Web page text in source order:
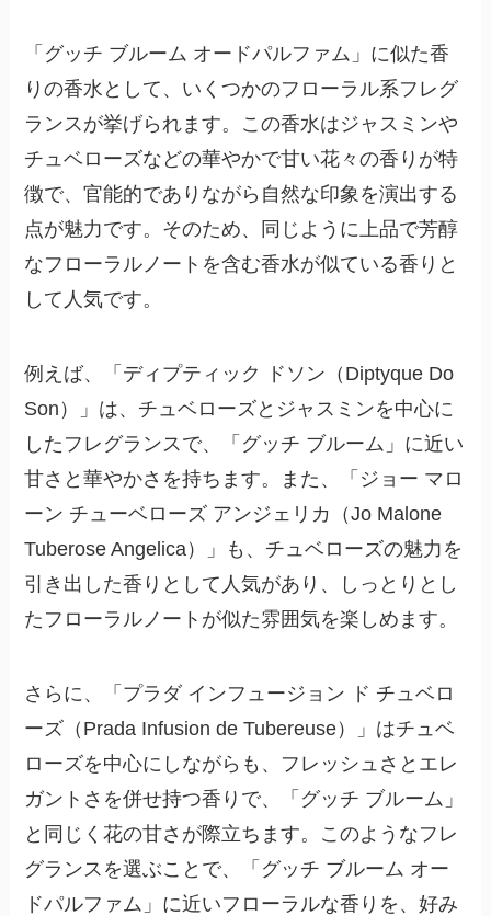
「グッチ ブルーム オードパルファム」に似た香
りの香水として、いくつかのフローラル系フレグ
ランスが挙げられます。この香水はジャスミンや
チュベローズなどの華やかで甘い花々の香りが特
徴で、官能的でありながら自然な印象を演出する
点が魅力です。そのため、同じように上品で芳醇
なフローラルノートを含む香水が似ている香りと
して人気です。
例えば、「ディプティック ドソン（Diptyque Do
Son）」は、チュベローズとジャスミンを中心に
したフレグランスで、「グッチ ブルーム」に近い
甘さと華やかさを持ちます。また、「ジョー マロ
ーン チューベローズ アンジェリカ（Jo Malone
Tuberose Angelica）」も、チュベローズの魅力を
引き出した香りとして人気があり、しっとりとし
たフローラルノートが似た雰囲気を楽しめます。
さらに、「プラダ インフュージョン ド チュベロ
ーズ（Prada Infusion de Tubereuse）」はチュベ
ローズを中心にしながらも、フレッシュさとエレ
ガントさを併せ持つ香りで、「グッチ ブルーム」
と同じく花の甘さが際立ちます。このようなフレ
グランスを選ぶことで、「グッチ ブルーム オー
ドパルファム」に近いフローラルな香りを、好み